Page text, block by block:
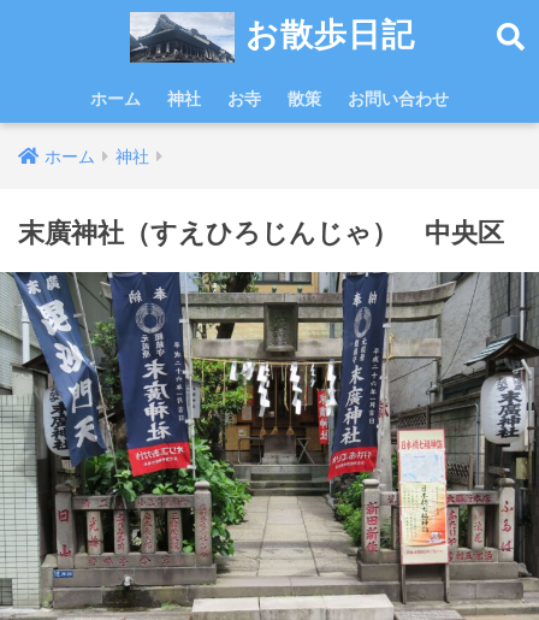
お散歩日記
ホーム 神社 お寺 散策 お問い合わせ
ホーム 神社
末廣神社（すえひろじんじゃ） 中央区